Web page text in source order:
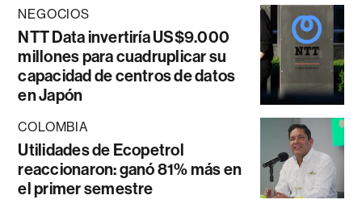
NEGOCIOS
NTT Data invertiría US$9.000
millones para cuadruplicar su
capacidad de centros de datos
en Japón
COLOMBIA
Utilidades de Ecopetrol
reaccionaron: ganó 81% más en
el primer semestre